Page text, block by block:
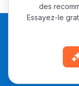
des
Essayez-le